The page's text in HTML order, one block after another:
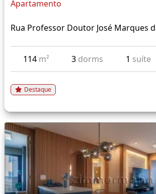
Apartamento
Rua Professor Doutor José Marques
114 m² 3 dorms 1 suíte
Destaque